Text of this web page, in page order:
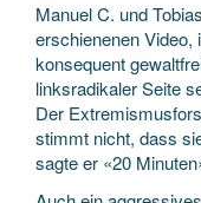
Manuel C. und
erschienenen Video,
konsequent
linksradikaler Seite
Der
stimmt nicht, dass
sagte er «20